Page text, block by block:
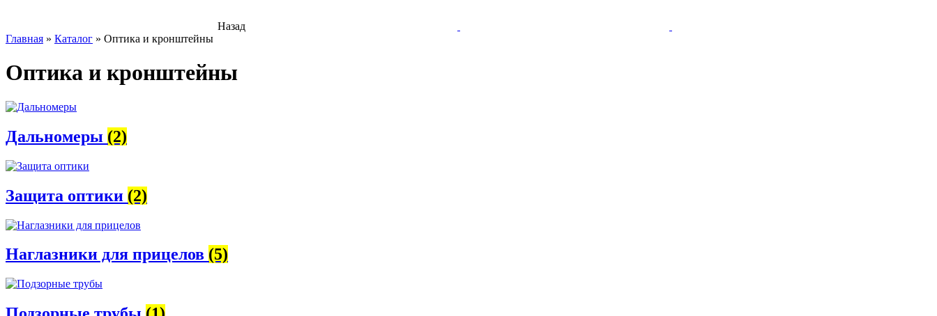
Назад
Главная » Каталог » Оптика и кронштейны
Оптика и кронштейны
Дальномеры (2)
Защита оптики (2)
Наглазники для прицелов (5)